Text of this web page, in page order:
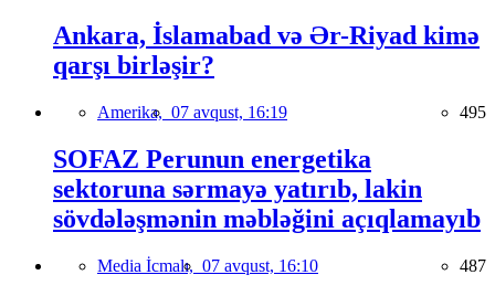
Ankara, İslamabad və Ər-Riyad kimə
qarşı birləşir?
Amerika, 07 avqust, 16:19 495
SOFAZ Perunun energetika
sektoruna sərmayə yatırıb, lakin
sövdələşmənin məbləğini açıqlamayıb
Media İcmalı, 07 avqust, 16:10 487